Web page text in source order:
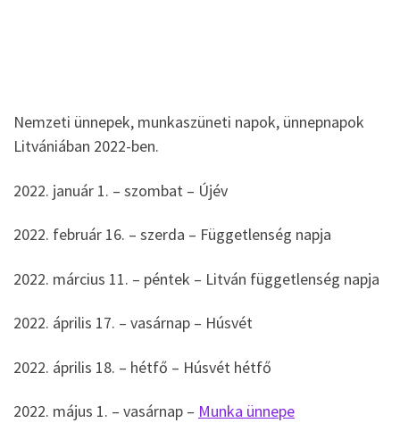
Nemzeti ünnepek, munkaszüneti napok, ünnepnapok
Litvániában 2022-ben.
2022. január 1. – szombat – Újév
2022. február 16. – szerda – Függetlenség napja
2022. március 11. – péntek – Litván függetlenség napja
2022. április 17. – vasárnap – Húsvét
2022. április 18. – hétfő – Húsvét hétfő
2022. május 1. – vasárnap – Munka ünnepe